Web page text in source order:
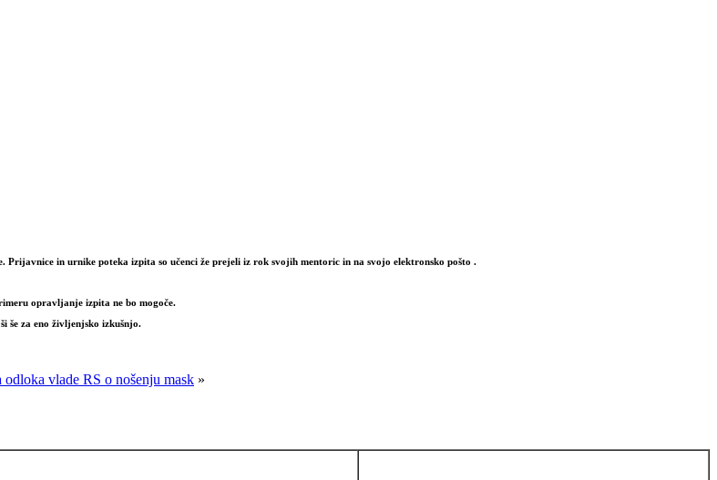
. Prijavnice in urnike poteka izpita so učenci že prejeli iz rok svojih mentoric in na svojo elektronsko pošto .
opravljanje izpita ne bo mogoče.
še za eno življenjsko izkušnjo.
odloka vlade RS o nošenju mask »